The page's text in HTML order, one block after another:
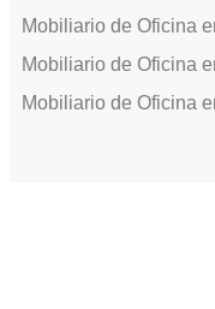
Mobiliario de Oficina
Mobiliario de Oficina
Mobiliario de Oficina